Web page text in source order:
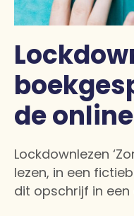
de
Lockdownlezen
lezen, in een
dit opschrijf in